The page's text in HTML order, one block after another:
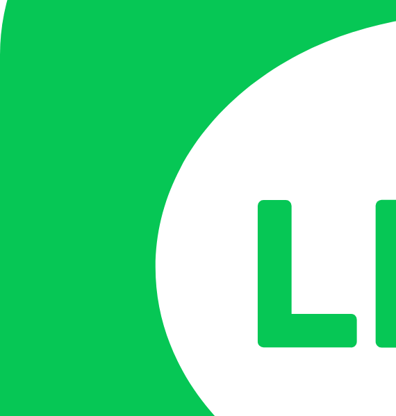
บิดกุญแจแล้วเงียบ? ไฟหน้าหรี่? แบตเตอรี่รถคุณอาจจะหมด
ส่งตรงถึงที่พร้อมติดตั้ง ทีมช่างของเราพร้อมให้บริ